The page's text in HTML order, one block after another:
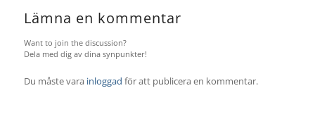
Lämna en kommentar
Want to join the discussion?
Dela med dig av dina synpunkter!
Du måste vara inloggad för att publicera en kommentar.